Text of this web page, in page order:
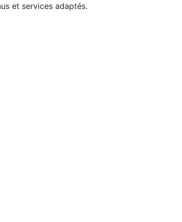
et services adaptés.